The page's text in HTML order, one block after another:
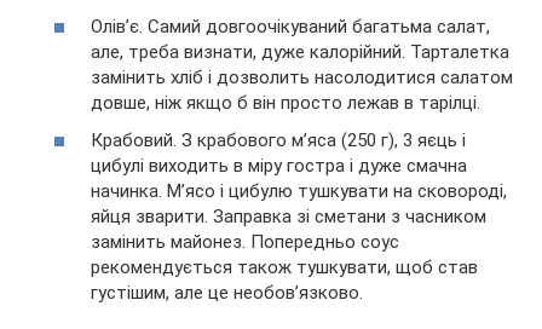
Олів’є. Самий довгоочікуваний багатьма салат,
але, треба визнати, дуже калорійний. Тарталетка
замінить хліб і дозволить насолодитися салатом
довше, ніж якщо б він просто лежав в тарілці.
Крабовий. З крабового м’яса (250 г), 3 яєць і
цибулі виходить в міру гостра і дуже смачна
начинка. М’ясо і цибулю тушкувати на сковороді,
яйця зварити. Заправка зі сметани з часником
замінить майонез. Попередньо соус
рекомендується також тушкувати, щоб став
густішим, але це необов’язково.